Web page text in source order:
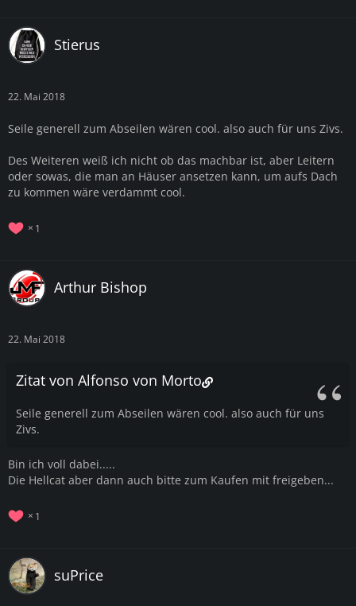
Stierus
22. Mai 2018
Seile generell zum Abseilen wären cool. also auch für uns Zivs.
Des Weiteren weiß ich nicht ob das machbar ist, aber Leitern
oder sowas, die man an Häuser ansetzen kann, um aufs Dach
zu kommen wäre verdammt cool.
1
Arthur Bishop
22. Mai 2018
Zitat von Alfonso von Morto
Seile generell zum Abseilen wären cool. also auch für uns
Zivs.
Bin ich voll dabei.....
Die Hellcat aber dann auch bitte zum Kaufen mit freigeben...
1
suPrice